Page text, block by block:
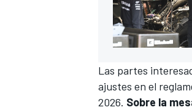
Las partes
ajustes en el
2026. Sobre la